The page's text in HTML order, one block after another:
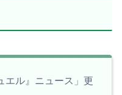
エル』ニュース」更